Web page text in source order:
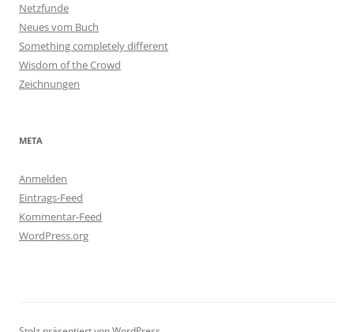
Netzfunde
Neues vom Buch
Something completely different
Wisdom of the Crowd
Zeichnungen
META
Anmelden
Eintrags-Feed
Kommentar-Feed
WordPress.org